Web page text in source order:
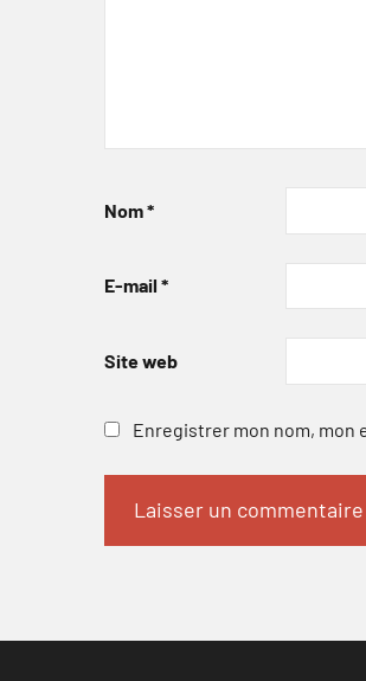
Nom*
E-mail *
Site web
Enregistrer mon nom, mon